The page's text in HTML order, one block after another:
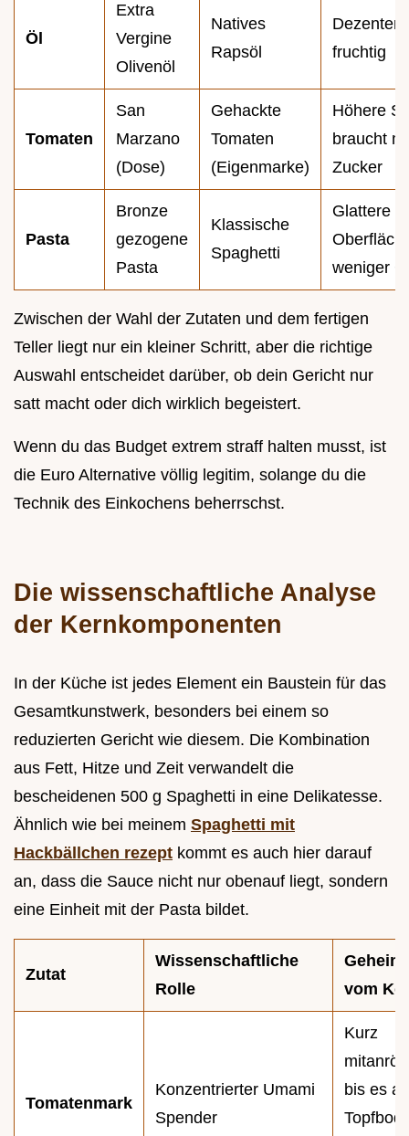
Öl
Extra
Vergine
Olivenöl
Natives
Rapsöl
Dezenter,
fruchtig
Tomaten
San
Marzano
(Dose)
Gehackte
Tomaten
(Eigenmarke)
Höhere
braucht
Zucker
Pasta
Bronze
gezogene
Pasta
Klassische
Spaghetti
Glattere
weniger
Zwischen der Wahl der Zutaten und dem fertigen
Teller liegt nur ein kleiner Schritt, aber die richtige
Auswahl entscheidet darüber, ob dein Gericht nur
satt macht oder dich wirklich begeistert.
Wenn du das Budget extrem straff halten musst, ist
die Euro Alternative völlig legitim, solange du die
Technik des Einkochens beherrschst.
Die wissenschaftliche Analyse
der Kernkomponenten
In der Küche ist jedes Element ein Baustein für das
Gesamtkunstwerk, besonders bei einem so
reduzierten Gericht wie diesem. Die Kombination
aus Fett, Hitze und Zeit verwandelt die
bescheidenen 500 g Spaghetti in eine Delikatesse.
Ähnlich wie bei meinem Spaghetti mit
Hackbällchen rezept kommt es auch hier darauf
an, dass die Sauce nicht nur obenauf liegt, sondern
eine Einheit mit der Pasta bildet.
Zutat
Wissenschaftliche
Rolle
vom
Tomatenmark
Konzentrierter Umami
Spender
Kurz
bis es